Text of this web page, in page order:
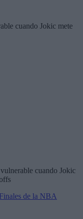
cuando Jokic mete
cuando Jokic
Finales de la NBA